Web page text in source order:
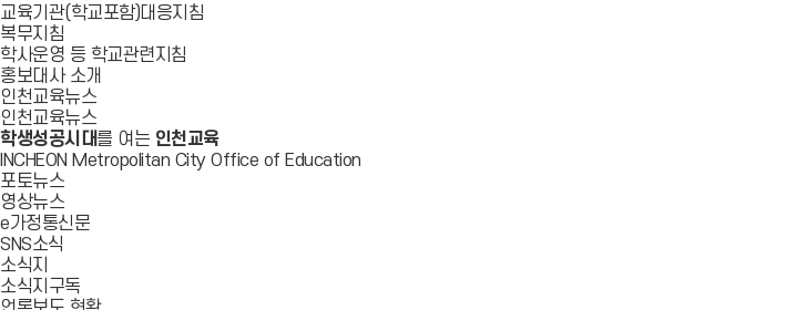
교육기관(학교포함)대응지침
복무지침
학사운영 등 학교관련지침
홍보대사 소개
인천교육뉴스
인천교육뉴스
학생성공시대를 여는 인천교육
INCHEON Metropolitan City Office of Education
포토뉴스
영상뉴스
e가정통신문
SNS소식
소식지
소식지구독